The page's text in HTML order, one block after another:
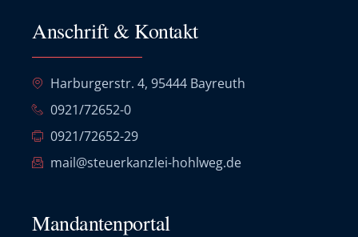
Anschrift & Kontakt
Harburgerstr. 4, 95444 Bayreuth
0921/72652-0
0921/72652-29
mail@steuerkanzlei-hohlweg.de
Mandantenportal